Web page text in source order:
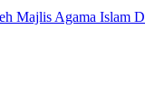
Majlis Agama Islam